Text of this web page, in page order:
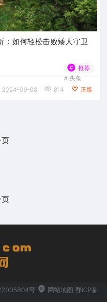
：如何轻松击败矮人守卫
#
推荐
# 头条
2024-09-08 814 正版
号 网站地图 鄂ICP备